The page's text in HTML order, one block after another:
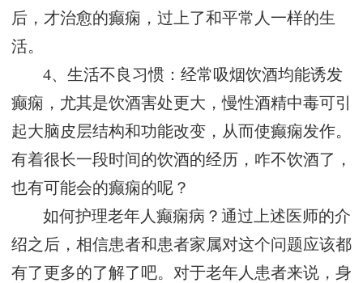
后，才治愈的癫痫，过上了和平常人一样的生
活。
4、生活不良习惯：经常吸烟饮酒均能诱发
癫痫，尤其是饮酒害处更大，慢性酒精中毒可引
起大脑皮层结构和功能改变，从而使癫痫发作。
有着很长一段时间的饮酒的经历，咋不饮酒了，
也有可能会的癫痫的呢？
如何护理老年人癫痫病？通过上述医师的介
绍之后，相信患者和患者家属对这个问题应该都
有了更多的了解了吧。对于老年人患者来说，身